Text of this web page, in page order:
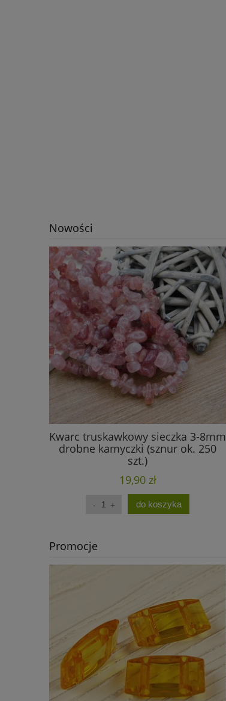
Nowości
Kwarc truskawkowy sieczka 3-8mm
drobne kamyczki (sznur ok. 250
szt.)
19,90 zł
do koszyka
Promocje